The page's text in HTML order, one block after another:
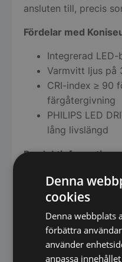
ansluten till, precis
Fördelar med
Integrerad
Varmvitt ljus på
CRI-index ≥ 90
färgåtergivning
PHILIPS LED
lång livslängd
Produktinformation
5 mm silver-
Slipade kanter
Vattentät LED-
IP44-klassad
230 V / 50–60
Denna
cookies
Denna webbplats
förbättra
använder
anpassa